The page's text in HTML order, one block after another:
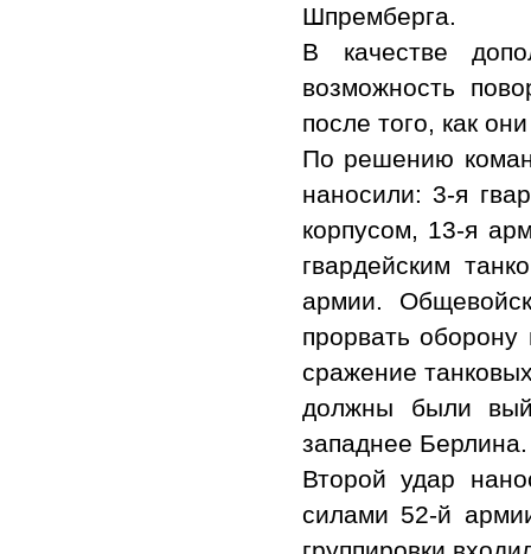
Шпремберга.
В качестве
возможность
после того, как
По решению
наносили: 3-я
корпусом, 13-я
гвардейским
армии.
прорвать
сражение
должны были
западнее Берлина.
Второй удар
силами 52-й